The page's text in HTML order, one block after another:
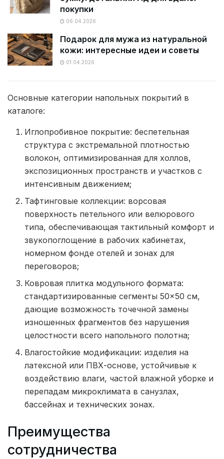
покупки
06.04.2026
Подарок для мужа из натуральной
кожи: интересные идеи и советы
01.04.2026
Основные категории напольных покрытий в
каталоге:
Иглопробивное покрытие: беспетельная
структура с экстремальной плотностью
волокон, оптимизированная для холлов,
экспозиционных пространств и участков с
интенсивным движением;
Тафтинговые коллекции: ворсовая
поверхность петельного или велюрового
типа, обеспечивающая тактильный комфорт и
звукопоглощение в рабочих кабинетах,
номерном фонде отелей и зонах для
переговоров;
Ковровая плитка модульного формата:
стандартизированные сегменты 50×50 см,
дающие возможность точечной замены
изношенных фрагментов без нарушения
целостности всего напольного полотна;
Влагостойкие модификации: изделия на
латексной или ПВХ-основе, устойчивые к
воздействию влаги, частой влажной уборке и
перепадам микроклимата в санузлах,
бассейнах и технических зонах.
Преимущества
сотрудничества